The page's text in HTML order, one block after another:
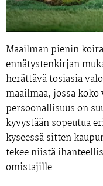
Maailman pienin
ennätystenkirjan
herättävä tosiasia
maailmaa, jossa
persoonallisuus on
kyvystään sopeutua
kyseessä sitten
tekee niistä
omistajille.